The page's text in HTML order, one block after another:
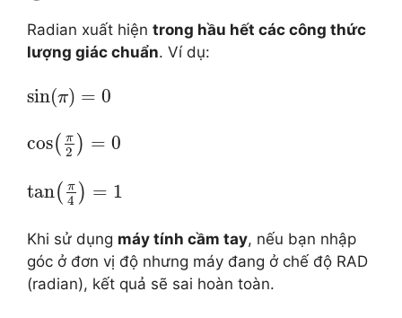
Radian xuất hiện trong hầu hết các công thức
lượng giác chuẩn. Ví dụ:
sin(π) = 0
cos( π
2 ) = 0
tan( π
4 ) = 1
Khi sử dụng máy tính cầm tay, nếu bạn nhập
góc ở đơn vị độ nhưng máy đang ở chế độ RAD
(radian), kết quả sẽ sai hoàn toàn.